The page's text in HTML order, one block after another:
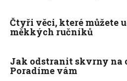
Čtyři věci, které můžete
měkkých ručníků
Jak odstranit skvrny na
Poradíme vám